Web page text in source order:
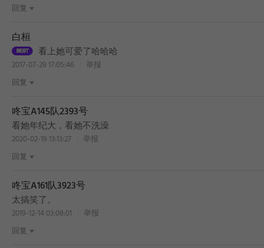
BEST
回复
白桓
看上她可爱了哈哈哈
2017-07-29 17:05:46
举报
回复
咚宝A145队2393号
看她年纪大，看她不洗澡
2020-02-19 13:13:27
举报
回复
咚宝A161队3923号
太搞笑了。
2019-12-14 03:08:01
举报
回复